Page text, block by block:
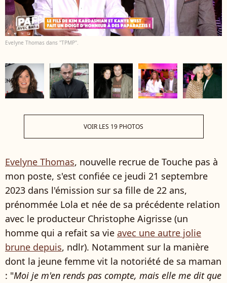
Evelyne Thomas dans "TPMP".
VOIR LES 19 PHOTOS
Evelyne Thomas, nouvelle recrue de Touche pas à
mon poste, s'est confiée ce jeudi 21 septembre
2023 dans l'émission sur sa fille de 22 ans,
prénommée Lola et née de sa précédente relation
avec le producteur Christophe Aigrisse (un
homme qui a refait sa vie avec une autre jolie
brune depuis, ndlr). Notamment sur la manière
dont la jeune femme vit la notoriété de sa maman
: "Moi je m'en rends pas compte, mais elle me dit que